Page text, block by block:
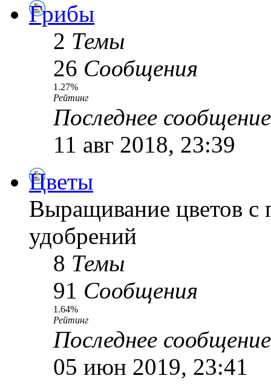
Грибы
2 Темы
26 Сообщения
1.27%
Рейтинг
Последнее сообщение
11 авг 2018, 23:39
Цветы
Выращивание цветов с
удобрений
8 Темы
91 Сообщения
1.64%
Рейтинг
Последнее сообщение
05 июн 2019, 23:41